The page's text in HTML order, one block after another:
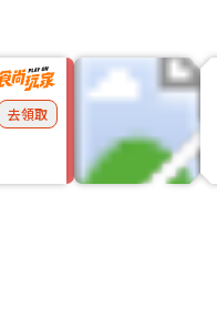
去領取